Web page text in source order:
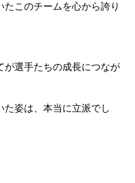
このチームを心から誇り
が選手たちの成長につなが
姿は、本当に立派でし